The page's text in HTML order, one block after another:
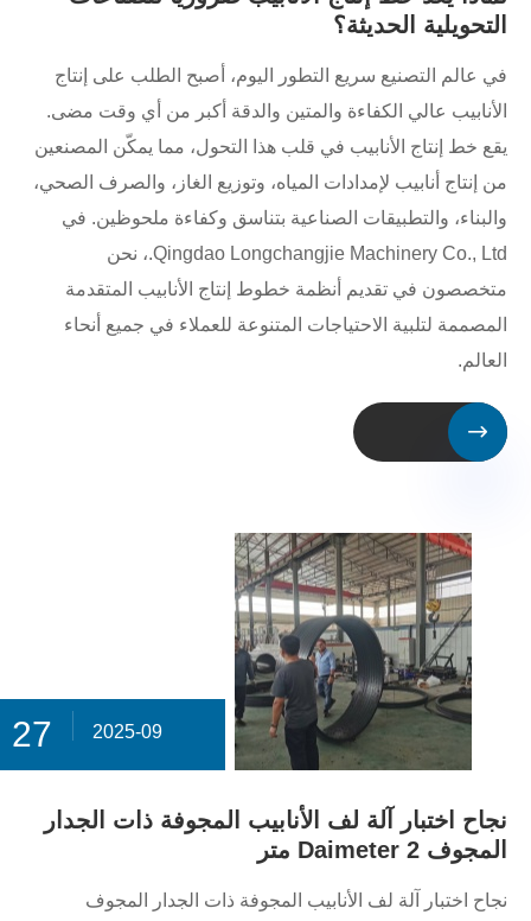
التحويلية الحديثة؟
في عالم التصنيع سريع التطور اليوم، أصبح الطلب على إنتاج
الأنابيب عالي الكفاءة والمتين والدقة أكبر من أي وقت مضى.
يقع خط إنتاج الأنابيب في قلب هذا التحول، مما يمكّن المصنعين
من إنتاج أنابيب لإمدادات المياه، وتوزيع الغاز، والصرف الصحي،
والبناء، والتطبيقات الصناعية بتناسق وكفاءة ملحوظين. في
Qingdao Longchangjie Machinery Co., Ltd.، نحن
متخصصون في تقديم أنظمة خطوط إنتاج الأنابيب المتقدمة
المصممة لتلبية الاحتياجات المتنوعة للعملاء في جميع أنحاء
العالم.

27 2025-09
نجاح اختبار آلة لف الأنابيب المجوفة ذات الجدار
المجوف Daimeter 2 متر
نجاح اختبار آلة لف الأنابيب المجوفة ذات الجدار المجوف